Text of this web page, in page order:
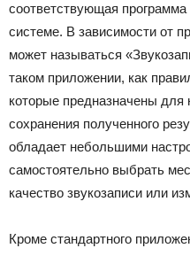
соответствующая
системе. В зависимости от
может называться
таком приложении, как
которые предназначены для
сохранения полученного
обладает небольшими
самостоятельно выбрать
качество звукозаписи или
Кроме стандартного